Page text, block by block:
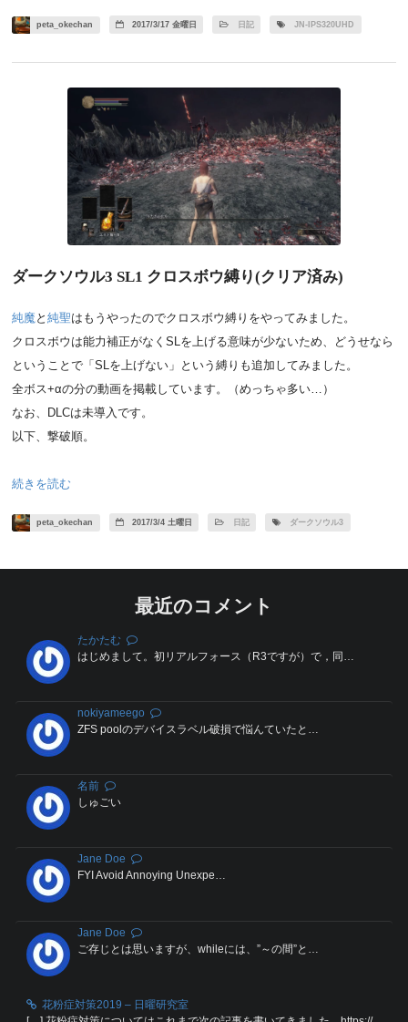
peta_okechan 2017/3/17 金曜日 日記 JN-IPS320UHD
ダークソウル3 SL1 クロスボウ縛り(クリア済み)
純魔 と純聖はもうやったのでクロスボウ縛りをやってみました。
クロスボウは能力補正がなくSLを上げる意味が少ないため、どうせなら
ということで「SLを上げない」という縛りも追加してみました。
全ボス+αの分の動画を掲載しています。（めっちゃ多い…）
なお、DLCは未導入です。
以下、撃破順。
続きを読む
peta_okechan 2017/3/4 土曜日 日記 ダークソウル3
最近のコメント
たかたむ
はじめまして。初リアルフォース（R3ですが）で，同…
nokiyameego
ZFS poolのデバイスラベル破損で悩んていたと…
名前
しゅごい
Jane Doe
FYI Avoid Annoying Unexpe…
Jane Doe
ご存じとは思いますが、whileには、”～の間”と…
花粉症対策2019 – 日曜研究室